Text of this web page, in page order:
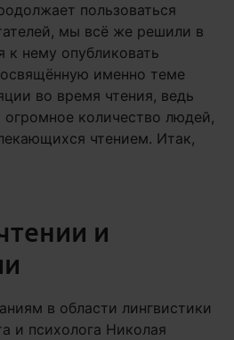
пользоваться
мы всё же решили в
к нему опубликовать
именно теме
во время чтения, ведь
огромное количество людей,
чтением. Итак,
и
в области лингвистики
и психолога Николая